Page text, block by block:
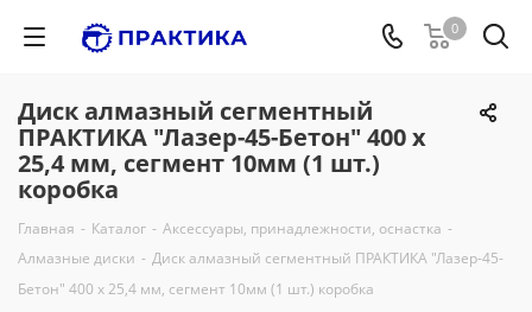
0
Диск алмазный сегментный
ПРАКТИКА "Лазер-45-Бетон" 400 х
25,4 мм, сегмент 10мм (1 шт.)
коробка
Главная - Каталог - Аксессуары, принадлежности, оснастка -
Алмазные диски - Диск алмазный сегментный ПРАКТИКА "Лазер-45-
Бетон" 400 х 25,4 мм, сегмент 10мм (1 шт.) коробка